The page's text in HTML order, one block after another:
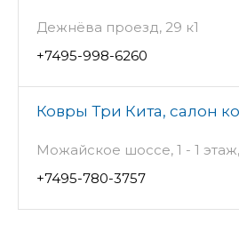
Дежнёва проезд, 29 к1
+7495-998-6260
Ковры Три Кита, салон
Можайское шоссе, 1 - 1
+7495-780-3757